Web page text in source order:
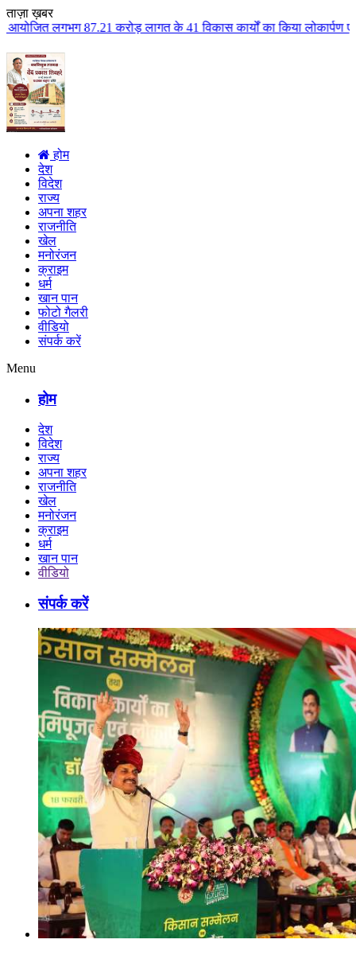
ताज़ा ख़बर
लागत के 41 विकास कार्यों का किया लोकार्पण एवं भूमिपूजन कुलैथ
होम
देश
विदेश
राज्य
अपना शहर
राजनीति
खेल
मनोरंजन
क्राइम
धर्म
खान पान
फोटो गैलरी
वीडियो
संपर्क करें
Menu
होम
देश
विदेश
राज्य
अपना शहर
राजनीति
खेल
मनोरंजन
क्राइम
धर्म
खान पान
वीडियो
संपर्क करें